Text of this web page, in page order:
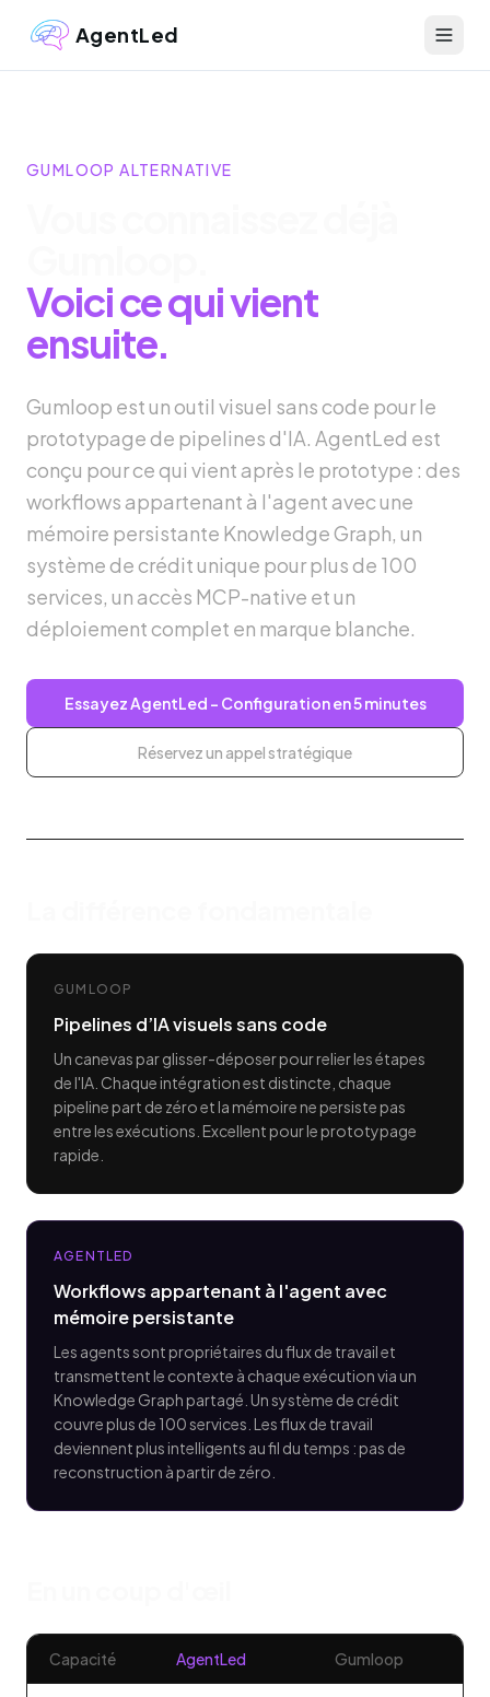
AgentLed
GUMLOOP ALTERNATIVE
Voici ce qui vient
ensuite.
Gumloop est un outil visuel sans code pour le
prototypage de pipelines d'IA. AgentLed est
conçu pour ce qui vient après le prototype : des
workflows appartenant à l'agent avec une
mémoire persistante Knowledge Graph, un
système de crédit unique pour plus de 100
services, un accès MCP-native et un
déploiement complet en marque blanche.
Essayez AgentLed – Configuration en 5 minutes
Réservez un appel stratégique
GUMLOOP
Pipelines d’IA visuels sans code
Un canevas par glisser-déposer pour relier les étapes
de l'IA. Chaque intégration est distincte, chaque
pipeline part de zéro et la mémoire ne persiste pas
entre les exécutions. Excellent pour le prototypage
rapide.
AGENTLED
Workflows appartenant à l'agent avec
mémoire persistante
Les agents sont propriétaires du flux de travail et
transmettent le contexte à chaque exécution via un
Knowledge Graph partagé. Un système de crédit
couvre plus de 100 services. Les flux de travail
deviennent plus intelligents au fil du temps : pas de
reconstruction à partir de zéro.
Capacité AgentLed Gumloop